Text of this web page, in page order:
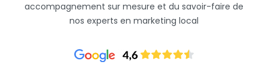
accompagnement sur mesure et du savoir-faire de
nos experts en marketing local